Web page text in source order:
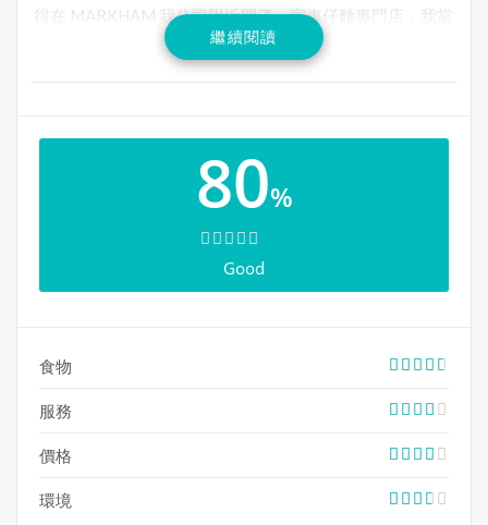
得在 MARKHAM 我公司附近開了一家車仔麵專門店，我當
Noodle Bar，是我在多倫多吃過最美味的車仔麵，湯底清
甜濃郁，配菜的選擇很多，除了咖哩魚蛋、豬皮、蘿蔔、
紅腸、豬大腸、雞翼等比較常見的種類，還有鮑魚仔、黑
糖豬手、蠔皇大花菰等較為特別的選項，再加上自選的麵
底，一碗完全按自己心意打造的車仔麵就此誕生！值得一
提的是，除了車仔麵，老朱還供應豬油撈飯、街邊碗仔
繼續閱讀
80%
Good
食物
服務
價格
環境